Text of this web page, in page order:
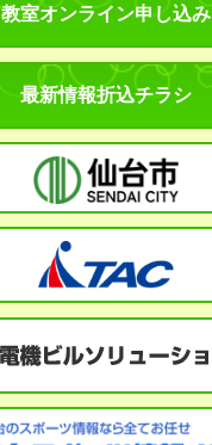
教室オンライン申し込み
最新情報折込チラシ